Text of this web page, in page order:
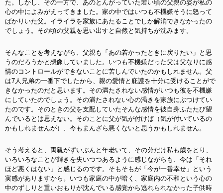
た。しかし、その一方で、あのとんがっていた若い頃の父親の姿が私の
心の中によみがえってきました。家の中ではいつも不機嫌そうに怒って
ばかりいた父。イライラを家族にあたることでしか解消できなかったの
でしょう。その頃の父親を思い出すと自然と気持ちが沈みます。
そんなことを考えながら、父親も「あの若かったときに戻りたい」と思
うのだろうかと想像していました。いつも不機嫌だった父は父なりに感
情のコントロールができないことに苦しんでいたのかもしれません。父
は7人兄弟の一番下でしたから、親の愛情と庇護を十分に受けることがで
きなかったのだと思います。その満たされない感情がいつも彼を不機嫌
にしていたのでしょう。その満たされない心の渇きを家族にぶつけてい
たのです。そのときの父を支配していたそんな感情を彼自身ふたたび望
んでいるとは思えない。そのことに父が気が付けば（気が付いているの
かもしれませんが）、今もまんざら悪くないと思うかもしれません。
そう考えると、両親がずいぶんと年老いて、その分だけ私も歳をとり、
いろいろなことが輝きを失いつつあるように感じながらも、今は「それ
ほど悪くはない」と感じるのです。そもそもが「今が一番幸せ」という
実感がありますから。いつも家庭の中が暗く、家庭内の不和という心の
中のずしりと重いおもりが沈んでいる感覚から逃れられなかった子供時